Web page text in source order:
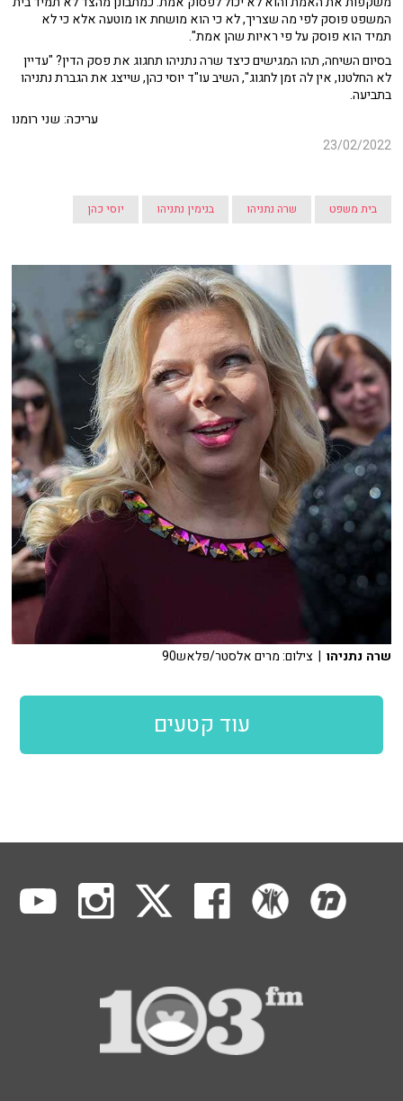
המשפט פוסק לפי מה שצריך, לא כי הוא מושחת או מוטעה אלא כי לא
תמיד הוא פוסק על פי ראיות שהן אמת".
בסיום השיחה, תהו המגישים כיצד שרה נתניהו תחגוג את פסק הדין? "עדיין
לא החלטנו, אין לה זמן לחגוג", השיב עו"ד יוסי כהן, שייצג את הגברת נתניהו
בתביעה.
עריכה: שני רומנו
23/02/2022
בית משפט שרה נתניהו בנימין נתניהו יוסי כהן
שרה נתניהו | צילום: מרים אלסטר/פלאש90
עוד קטעים